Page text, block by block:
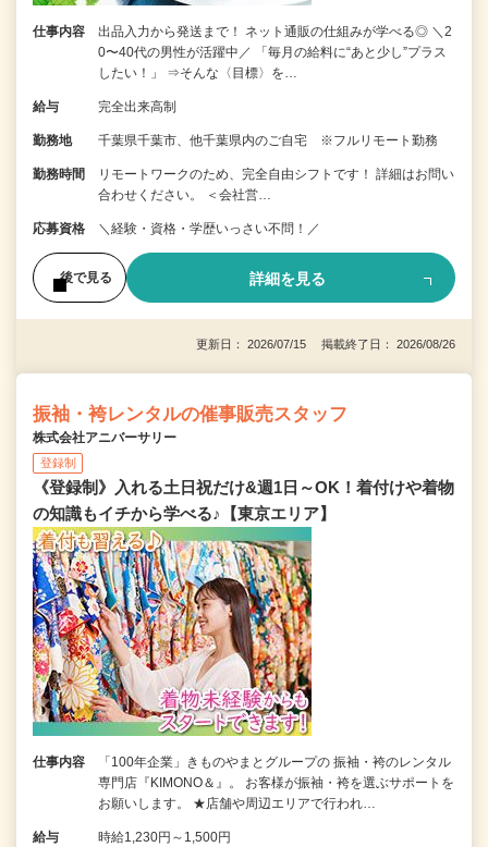
仕事内容
出品入力から発送まで！ ネット通販の仕組みが学べる◎ ＼2
0〜40代の男性が活躍中／ 「毎月の給料に“あと少し”プラス
したい！」 ⇒そんな〈目標〉を…
給与 完全出来高制
勤務地 千葉県千葉市、他千葉県内のご自宅 ※フルリモート勤務
勤務時間
リモートワークのため、完全自由シフトです！ 詳細はお問い
合わせください。 ＜会社営…
応募資格 ＼経験・資格・学歴いっさい不問！／
後で見る 詳細を見る
更新日： 2026/07/15 掲載終了日： 2026/08/26
振袖・袴レンタルの催事販売スタッフ
株式会社アニバーサリー
登録制
《登録制》入れる土日祝だけ&週1日～OK！着付けや着物
の知識もイチから学べる♪【東京エリア】
仕事内容
「100年企業」きものやまとグループの 振袖・袴のレンタル
専門店『KIMONO＆』。 お客様が振袖・袴を選ぶサポートを
お願いします。 ★店舗や周辺エリアで行われ…
給与 時給1,230円～1,500円